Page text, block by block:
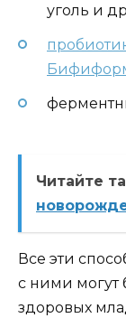
уголь и
Читайте
Все эти
с ними могут
здоровых